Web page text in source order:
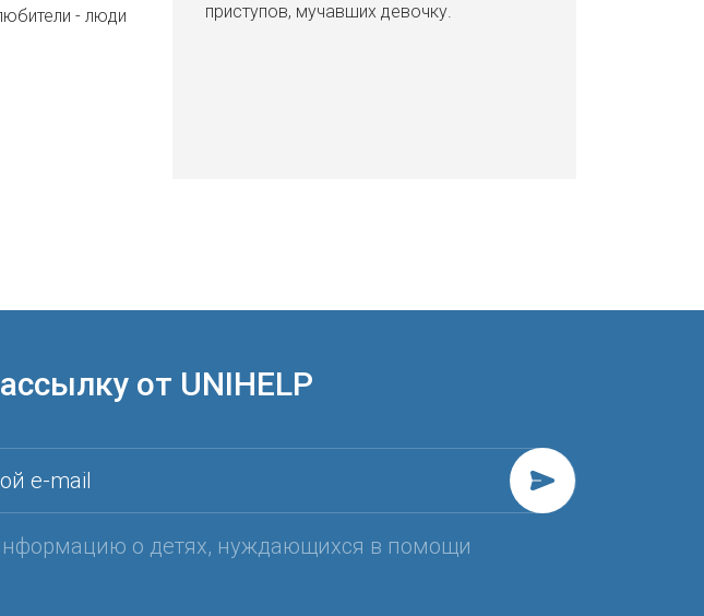
- люди
приступов, мучавших девочку.
от UNIHELP
e-mail
о детях, нуждающихся в помощи